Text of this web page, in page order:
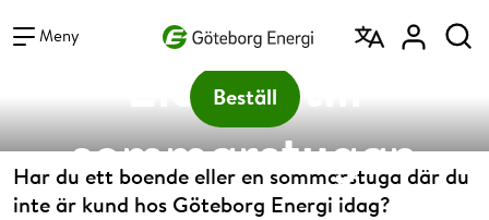
Meny
Elavtal till
sommarstugan
- värde 1 080:-
Beställ
Har du ett boende eller en sommarstuga där du
inte är kund hos Göteborg Energi idag?